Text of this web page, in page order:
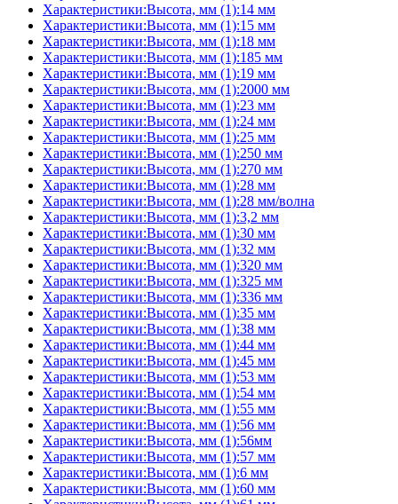
Характеристики:Высота, мм (1):14 мм
Характеристики:Высота, мм (1):15 мм
Характеристики:Высота, мм (1):18 мм
Характеристики:Высота, мм (1):185 мм
Характеристики:Высота, мм (1):19 мм
Характеристики:Высота, мм (1):2000 мм
Характеристики:Высота, мм (1):23 мм
Характеристики:Высота, мм (1):24 мм
Характеристики:Высота, мм (1):25 мм
Характеристики:Высота, мм (1):250 мм
Характеристики:Высота, мм (1):270 мм
Характеристики:Высота, мм (1):28 мм
Характеристики:Высота, мм (1):28 мм/волна
Характеристики:Высота, мм (1):3,2 мм
Характеристики:Высота, мм (1):30 мм
Характеристики:Высота, мм (1):32 мм
Характеристики:Высота, мм (1):320 мм
Характеристики:Высота, мм (1):325 мм
Характеристики:Высота, мм (1):336 мм
Характеристики:Высота, мм (1):35 мм
Характеристики:Высота, мм (1):38 мм
Характеристики:Высота, мм (1):44 мм
Характеристики:Высота, мм (1):45 мм
Характеристики:Высота, мм (1):53 мм
Характеристики:Высота, мм (1):54 мм
Характеристики:Высота, мм (1):55 мм
Характеристики:Высота, мм (1):56 мм
Характеристики:Высота, мм (1):56мм
Характеристики:Высота, мм (1):57 мм
Характеристики:Высота, мм (1):6 мм
Характеристики:Высота, мм (1):60 мм